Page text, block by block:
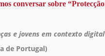
conversar sobre “Protecção
e jovens em contexto digital
de Portugal)